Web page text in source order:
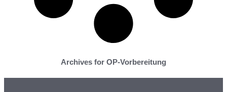
Archives for OP-Vorbereitung